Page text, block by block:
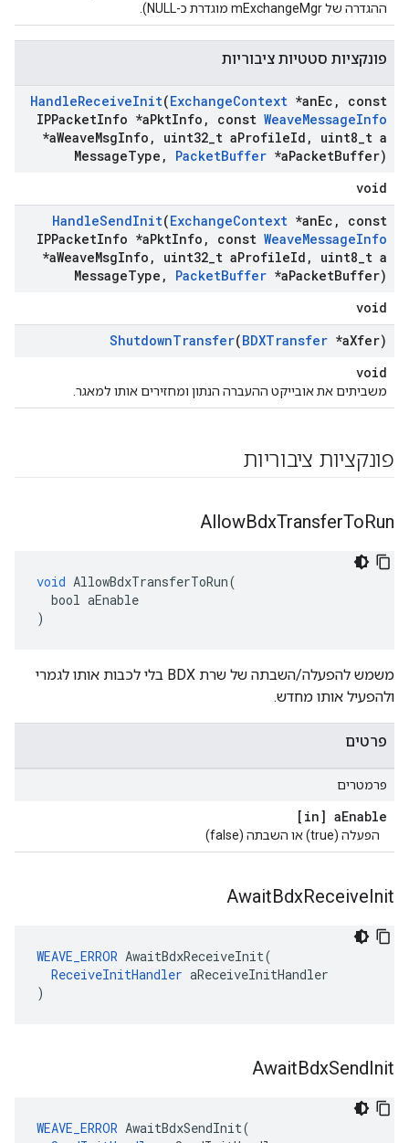
ההגדרה של mExchangeMgr מוגדרת כ-NULL).
פונקציות סטטיות ציבוריות
HandleReceiveInit(ExchangeContext *anEc ,
const
IPPacketInfo *aPktInfo , const WeaveMessageInfo
*aWeaveMsgInfo , uint32 t aProfileId , uint8 t a
MessageType , PacketBuffer *aPacketBuffer)
void
HandleSendInit(ExchangeContext *anEc ,
const
IPPacketInfo *aPktInfo , const WeaveMessageInfo
*aWeaveMsgInfo , uint32 t aProfileId , uint8 t a
MessageType , PacketBuffer *aPacketBuffer)
void
ShutdownTransfer(BDXTransfer *aXfer)
void
משביתים את אובייקט ההעברה הנתון ומחזירים אותו למאגר.
פונקציות ציבוריות
AllowBdxTransferToRun
void AllowBdxTransferToRun(
bool aEnable
)
משמש להפעלה/השבתה של שרת BDX בלי לכבות אותו לגמרי
ולהפעיל אותו מחדש.
פרטים
פרמטרים
[in] aEnable
הפעלה (true) או השבתה (false)
AwaitBdxReceiveInit
WEAVE_ERROR AwaitBdxReceiveInit(
ReceiveInitHandler aReceiveInitHandler
)
AwaitBdxSendInit
WEAVE_ERROR AwaitBdxSendInit(